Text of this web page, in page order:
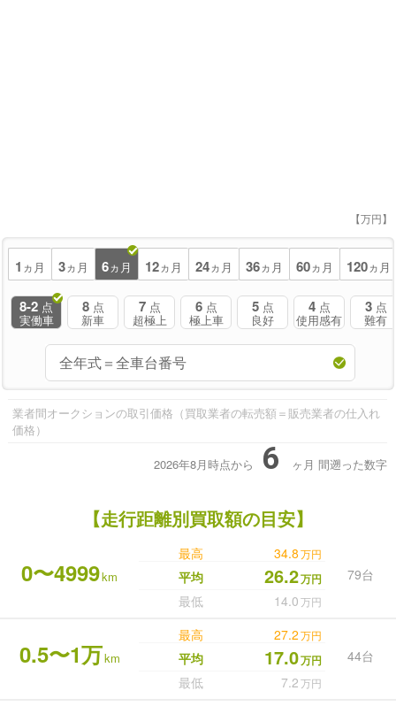
【万円】
1 ヵ月 3ヵ月 6ヵ月 12ヵ月 24ヵ月 36ヵ月 60ヵ月 120ヵ月
8-2 点
実働車
8 点
新車
7 点
超極上
6 点
極上車
5 点
良好
4 点
使用感有
3 点
難有
業者間オークションの取引価格（買取業者の転売額＝販売業者の仕入れ
価格）
2026年8月時点から 6 ヶ月 間遡った数字
【走行距離別買取額の目安】
0〜4999km
最高 34.8万円
79台
平均 26.2万円
最低 14.0万円
0.5〜1万km
最高 27.2万円
44台
平均 17.0万円
最低 7.2万円